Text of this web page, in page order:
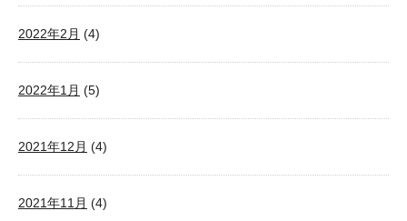
2022年2月 (4)
2022年1月 (5)
2021年12月 (4)
2021年11月 (4)